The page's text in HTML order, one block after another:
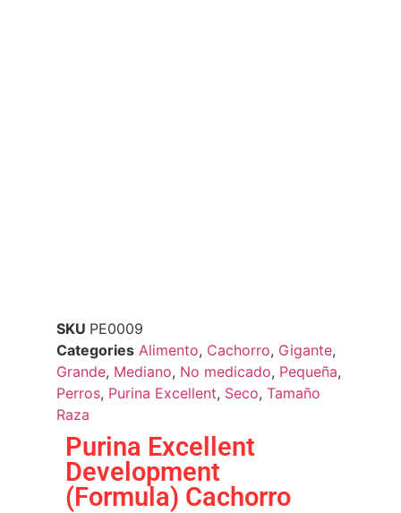
SKU PE0009
Categories Alimento, Cachorro, Gigante,
Grande, Mediano, No medicado, Pequeña,
Perros, Purina Excellent, Seco, Tamaño
Raza
Purina Excellent
Development
(Formula) Cachorro